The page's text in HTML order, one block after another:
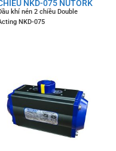
NKD-075 NUTORK
khí nén 2 chiều Double
NKD-075